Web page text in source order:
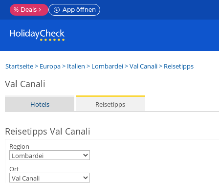
% Deals App öffnen
Startseite> Europa> Italien > Lombardei>Val Canali> Reisetipps
Val Canali
Hotels Reisetipps
Reisetipps Val Canali
Region
Ort